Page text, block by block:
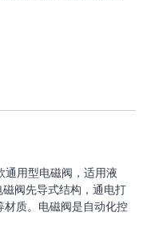
用型电磁阀，适用液
阀先导式结构，通电打
质。电磁阀是自动化控